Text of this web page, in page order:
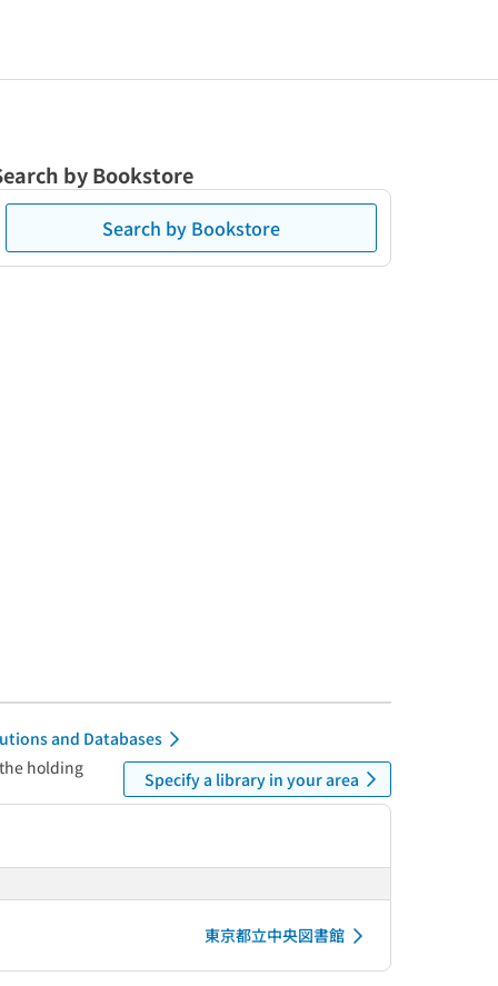
by Bookstore
Search by Bookstore
and Databases
holding
Specify a library in your area
東京都立中央図書館